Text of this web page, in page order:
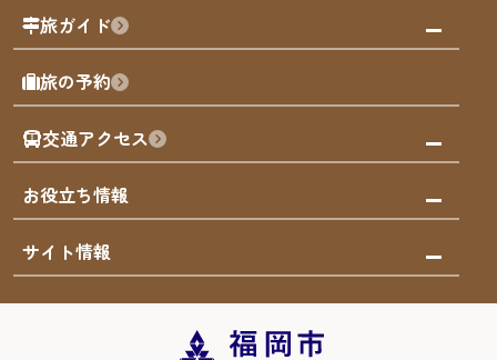
福岡を楽しむ
福岡のアート
福岡のナイトタイム
福岡の歴史・文化
サステナブルツーリズム
福岡検定
よかなび音声ガイド
観る・遊ぶ
屋台
買う
体験
泊まる
旅ガイド
モデルコース
AIおまかせコース
オリジナルプラン
みんなの旅行記
旅の予約
交通アクセス
市内交通ガイド
お得なチケット
お役立ち情報
お知らせ
災害情報
サイト情報
まち歩き・体験プログラム掲載申込